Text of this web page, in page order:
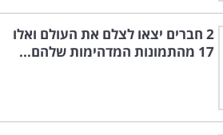
2 חברים יצאו לצלם את העולם ואלו
17 מהתמונות המדהימות שלהם...